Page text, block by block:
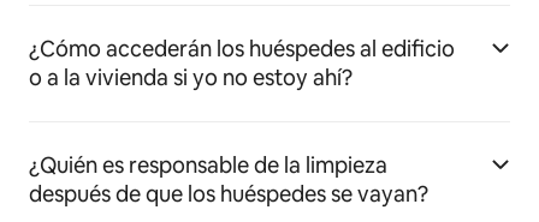
¿Cómo accederán los huéspedes al edificio
o a la vivienda si yo no estoy ahí?
¿Quién es responsable de la limpieza
después de que los huéspedes se vayan?